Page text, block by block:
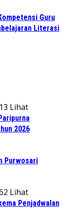
Guru
Literasi
Lihat
2026
Purwosari
Lihat
Penjadwalan